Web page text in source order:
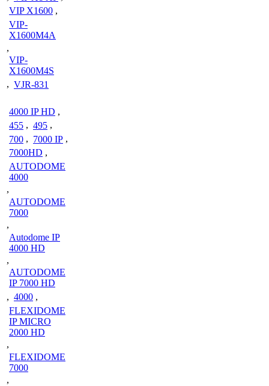
VIP X1600 ,
VIP-
X1600M4A
,
VIP-
X1600M4S
, VJR-831
4000 IP HD ,
455 , 495 ,
700 , 7000 IP ,
7000HD ,
AUTODOME
4000
,
AUTODOME
7000
,
Autodome IP
4000 HD
,
AUTODOME
IP 7000 HD
, 4000 ,
FLEXIDOME
IP MICRO
2000 HD
,
FLEXIDOME
7000
,